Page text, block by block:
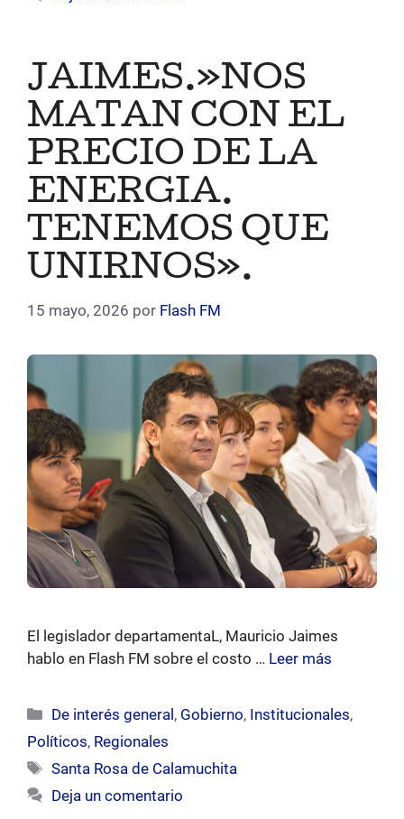
JAIMES.»NOS
MATAN CON EL
PRECIO DE LA
ENERGIA.
TENEMOS QUE
UNIRNOS».
15 mayo, 2026 por Flash FM
El legislador departamentaL, Mauricio Jaimes
hablo en Flash FM sobre el costo … Leer más
Categorías
De interés general, Gobierno, Institucionales,
Políticos, Regionales
Etiquetas
Santa Rosa de Calamuchita
Deja un comentario